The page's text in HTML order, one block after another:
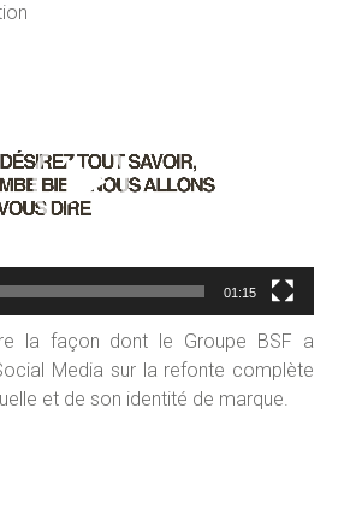
01:15
la façon dont le Groupe BSF a
Media sur la refonte complète
et de son identité de marque.